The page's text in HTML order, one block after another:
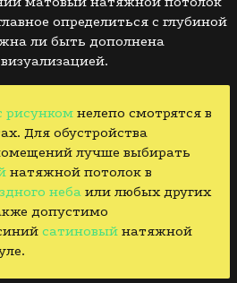
определиться с глубиной
ли быть дополнена
рисунком нелепо смотрятся в
Для обустройства
лучше выбирать
натяжной потолок в
неба или любых других
допустимо
сатиновый натяжной